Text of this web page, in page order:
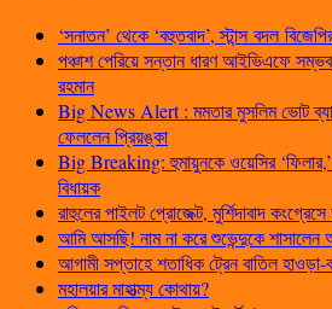
‘সনাতন’ থেকে ‘বহুতবাদ’, স্টান্স বদল
পঞ্চাশ পেরিয়ে সন্তান ধারণ আইভিএফে
রহমান
Big News Alert : মমতার মুসলিম ভোট
ফেললেন প্রিয়ঙ্কা
Big Breaking: হুমায়ুনকে ওয়েসির
বিধায়ক
রাহুলের পাইলট প্রোজেক্ট, মুর্শিদাবাদ
আমি আসছি! নাম না করে শুভেন্দুকে শাসালেন
আগামী সপ্তাহে শতাধিক ট্রেন বাতিল হাওড়া-
মহালয়ার মাহাত্ম্য কোথায়?